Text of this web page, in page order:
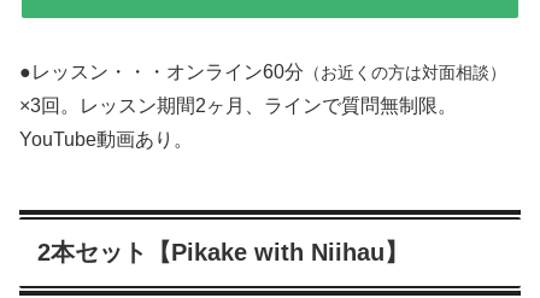
●レッスン・・・オンライン60分 （お近くの方は対面相談）
×3回。レッスン期間2ヶ月、ラインで質問無制限。
YouTube動画あり。
2本セット【Pikake with Niihau】